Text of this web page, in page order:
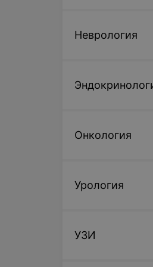
Неврология
Онкология
Урология
УЗИ